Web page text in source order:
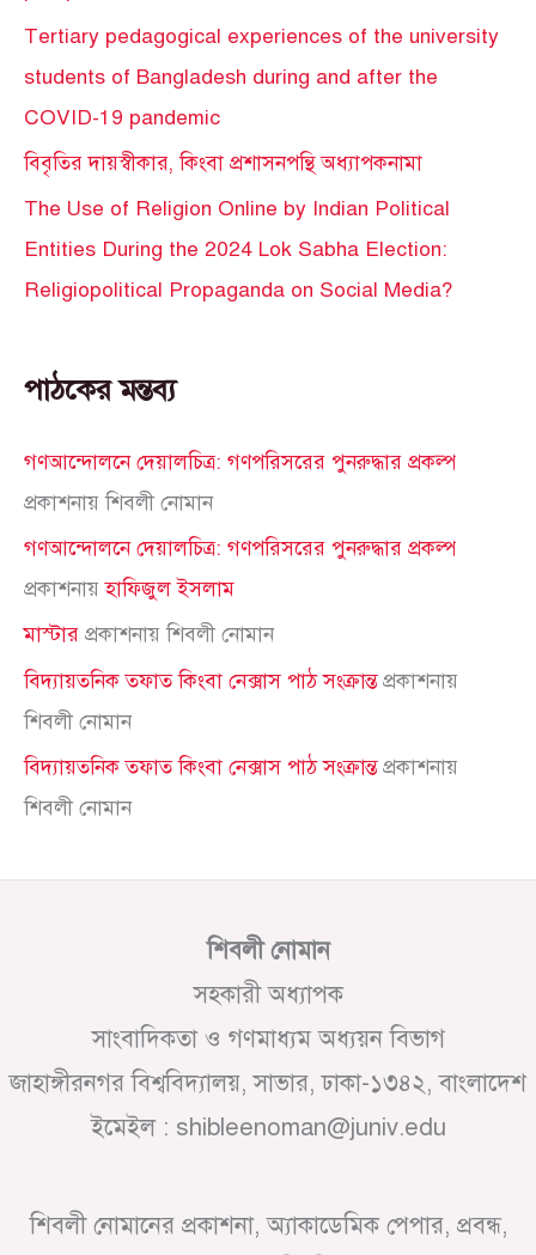
Tertiary pedagogical experiences of the university
students of Bangladesh during and after the
COVID-19 pandemic
বিবৃতির দায়স্বীকার, কিংবা প্রশাসনপন্থি অধ্যাপকনামা
The Use of Religion Online by Indian Political
Entities During the 2024 Lok Sabha Election:
Religiopolitical Propaganda on Social Media?
পাঠকের মন্তব্য
গণআন্দোলনে দেয়ালচিত্র: গণপরিসরের পুনরুদ্ধার প্রকল্প
প্রকাশনায়শিবলী নোমান
গণআন্দোলনে দেয়ালচিত্র: গণপরিসরের পুনরুদ্ধার প্রকল্প
প্রকাশনায়হাফিজুল ইসলাম
মাস্টার প্রকাশনায়শিবলী নোমান
বিদ্যায়তনিক তফাত কিংবা নেক্সাস পাঠ সংক্রান্তপ্রকাশনায়
শিবলী নোমান
বিদ্যায়তনিক তফাত কিংবা নেক্সাস পাঠ সংক্রান্তপ্রকাশনায়
শিবলী নোমান
শিবলী নোমান
সহকারী অধ্যাপক
সাংবাদিকতা ও গণমাধ্যম অধ্যয়ন বিভাগ
জাহাঙ্গীরনগর বিশ্ববিদ্যালয়, সাভার, ঢাকা-১৩৪২, বাংলাদেশ
ইমেইল : shibleenoman@juniv.edu
শিবলী নোমানের প্রকাশনা, অ্যাকাডেমিক পেপার, প্রবন্ধ,